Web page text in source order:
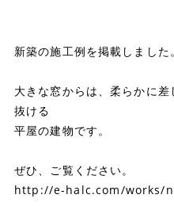
新築の施工例を掲載しました。
大きな窓からは、柔らかに
抜ける
平屋の建物です。
ぜひ、ご覧ください。
http://e-halc.com/works/